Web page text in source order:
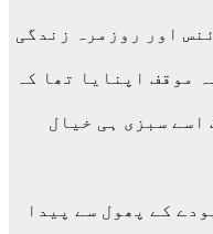
اور روزمرہ زندگی
موقف اپنایا تھا کہ
اسے سبزی ہی خیال
کے پھول سے پیدا